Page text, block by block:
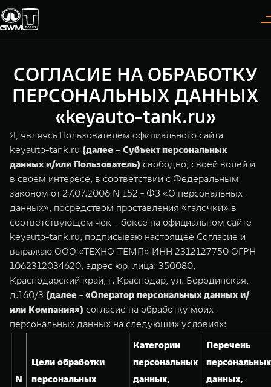
Модели
TANK 300
Следуй за открытиями
от 3 999 000 ₽
TANK 400
За пределы возможного
от 5 599 000 ₽
TANK 500
Веди за собой
TANK 700
Сила признания
от 10 199 000 ₽
Покупателям
ВЫБОР АВТОМОБИЛЯ
Спецпредложения
Конфигуратор
Тест-драйв
Зарядные станции
ПОКУПКА АВТОМОБИЛЯ
TANK Финансы
Корпоративным клиентам
TANK ФИНАНСЫ
TANK Кредит
TANK Лизинг
Владельцам
ГАРАНТИЯ И ПОДДЕРЖКА
Гарантия
Помощь на дороге
Калькулятор ТО
Нулевое ТО
Сервис
Специальные предложения
Моторные масла
ЦИФРОВЫЕ СЕРВИСЫ TANK
Цифровые сервисы TANK
О дилере
ИНФОРМАЦИЯ
О нас
35 лет GWM
GWM ТЕХ ДЕНЬ
Новости
СОГЛАСИЕ НА ОБРАБОТКУ
ПЕРСОНАЛЬНЫХ ДАННЫХ
«keyauto-tank.ru»
Я, являясь Пользователем официального сайта
keyauto-tank.ru (далее – Субъект персональных
данных и/или Пользователь) свободно, своей волей и
в своем интересе, в соответствии с Федеральным
законом от 27.07.2006 N 152 - ФЗ «О персональных
данных», посредством проставления «галочки» в
соответствующем чек – боксе на официальном сайте
keyauto-tank.ru, подписываю настоящее Согласие и
выражаю ООО «ТЕХНО-ТЕМП» ИНН 2312127750 ОГРН
1062312034620, адрес юр. лица: 350080,
Краснодарский край, г. Краснодар, ул. Бородинская,
д.160/3 (далее - «Оператор персональных данных и/
или Компания») согласие на обработку моих
персональных данных на следующих условиях:
N
Цели обработки
персональных
Категории
персональных
данных,
Перечень
персональных
данных,